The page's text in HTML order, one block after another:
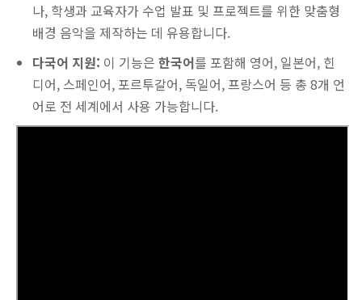
나, 학생과 교육자가 수업 발표 및 프로젝트를 위한 맞춤형
배경 음악을 제작하는 데 유용합니다.
다국어 지원: 이 기능은 한국어를 포함해 영어, 일본어, 힌
디어, 스페인어, 포르투갈어, 독일어, 프랑스어 등 총 8개 언
어로 전 세계에서 사용 가능합니다.